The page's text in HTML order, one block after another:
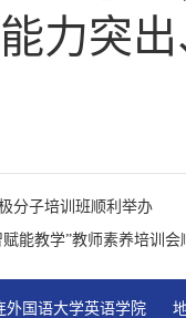
力突
分子培训班顺利举办
能教学”教师素养培训会
外国语大学英语学院